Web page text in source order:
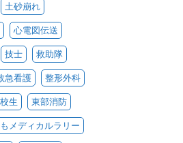
土砂崩れ
心電図伝送
技士 救助隊
急看護 整形外科
生 東部消防
メディカルラリー